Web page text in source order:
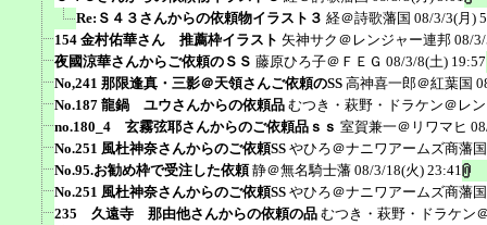
Re:Ｓ４３さんからの依頼物イラスト３ 経＠詩歌藩国 08/3/3(月)
154 金村佑華さん 推薦枠イラスト 矢神サク＠レンジャー連邦 08/
夜國涼華さんからご依頼のＳＳ 藤原ひろ子＠ＦＥＧ 08/3/8(土) 19:57
No,241 那限逢真・三影＠天領さんご依頼のSS 高神喜一郎＠紅葉国
No.187 龍鍋 ユウさんからの依頼品 むつき・萩野・ドラケン＠レ
no.180_4 玄霧弦耶さんからのご依頼品ｓｓ 室賀兼一＠リワマヒ
No.251 風杜神奈さんからのご依頼SS やひろ＠ナニワアームズ商藩国
No.95.お勧め枠で受注した依頼 静＠無名騎士藩 08/3/18(火) 23:41
No.251 風杜神奈さんからのご依頼SS やひろ＠ナニワアームズ商藩国
235 久遠寺 那由他さんからの依頼の品 むつき・萩野・ドラケン